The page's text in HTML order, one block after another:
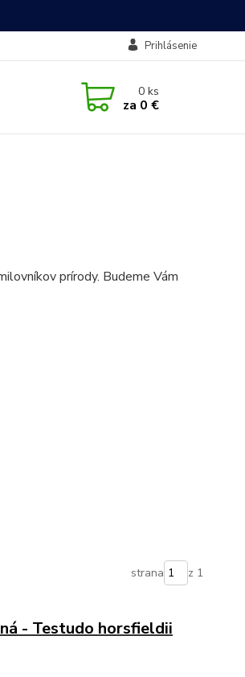
Prihlásenie
0ks
za 0 €
prírody. Budeme Vám
strana z 1
- Testudo horsfieldii